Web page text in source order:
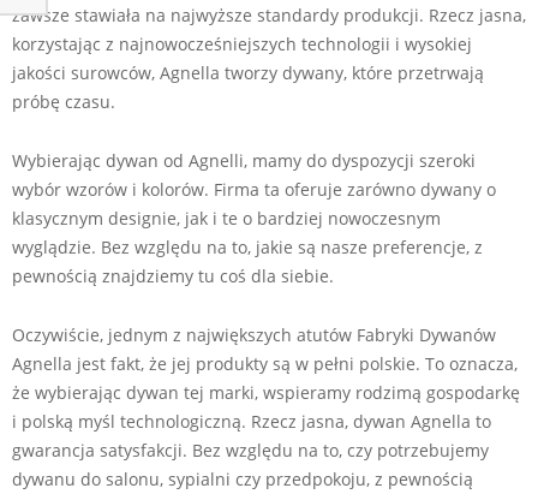
zawsze stawiała na najwyższe standardy produkcji. Rzecz jasna,
korzystając z najnowocześniejszych technologii i wysokiej
jakości surowców, Agnella tworzy dywany, które przetrwają
próbę czasu.
Wybierając dywan od Agnelli, mamy do dyspozycji szeroki
wybór wzorów i kolorów. Firma ta oferuje zarówno dywany o
klasycznym designie, jak i te o bardziej nowoczesnym
wyglądzie. Bez względu na to, jakie są nasze preferencje, z
pewnością znajdziemy tu coś dla siebie.
Oczywiście, jednym z największych atutów Fabryki Dywanów
Agnella jest fakt, że jej produkty są w pełni polskie. To oznacza,
że wybierając dywan tej marki, wspieramy rodzimą gospodarkę
i polską myśl technologiczną. Rzecz jasna, dywan Agnella to
gwarancja satysfakcji. Bez względu na to, czy potrzebujemy
dywanu do salonu, sypialni czy przedpokoju, z pewnością